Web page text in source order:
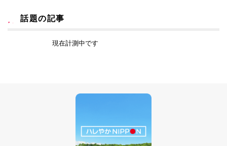
話題の記事
現在計測中です